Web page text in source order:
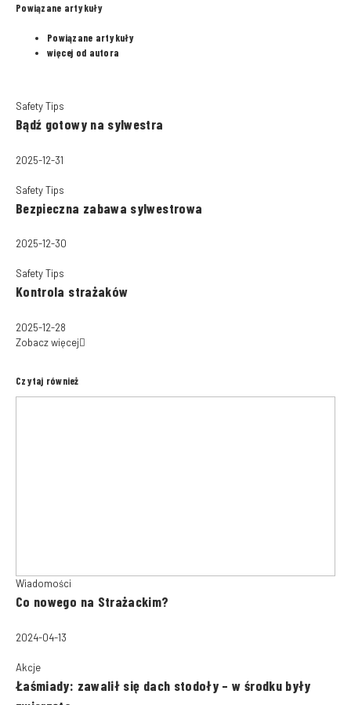
Powiązane artykuły
Powiązane artykuły
więcej od autora
Safety Tips
Bądź gotowy na sylwestra
2025-12-31
Safety Tips
Bezpieczna zabawa sylwestrowa
2025-12-30
Safety Tips
Kontrola strażaków
2025-12-28
Zobacz więcej
Czytaj również
Wiadomości
Co nowego na Strażackim?
2024-04-13
Akcje
Łaśmiady: zawalił się dach stodoły – w środku były